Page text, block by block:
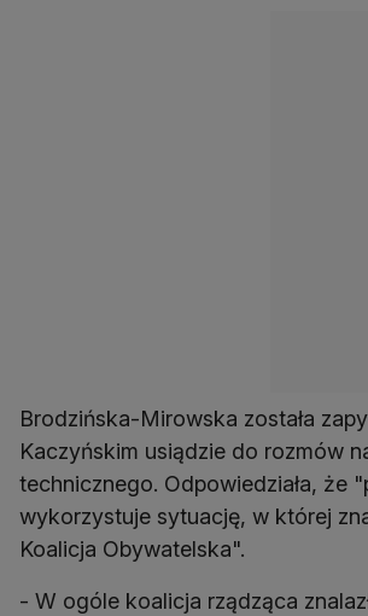
Brodzińska-Mirowska została
Kaczyńskim usiądzie do rozmów
technicznego. Odpowiedziała, że
wykorzystuje sytuację, w której
Koalicja Obywatelska".
- W ogóle koalicja rządząca